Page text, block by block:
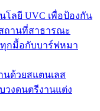
โลยี UVC เพื่อป้องกัน
ถานที่สาธารณะ
กมื้อกับบาร์ฟหมา
ด้วยสแตนเลส
งดนตรีงานแต่ง